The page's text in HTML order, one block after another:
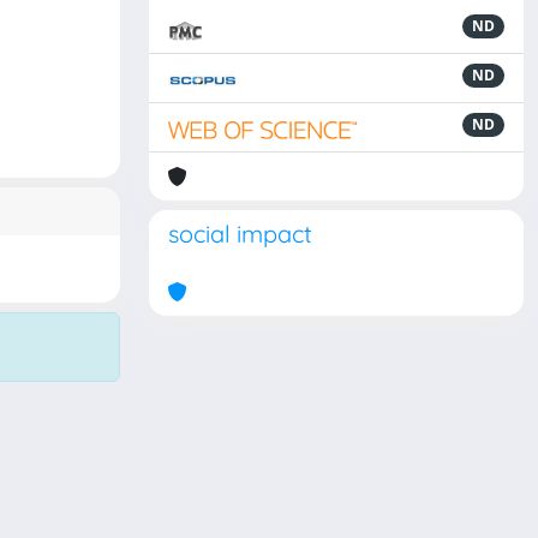
ND
ND
ND
social impact